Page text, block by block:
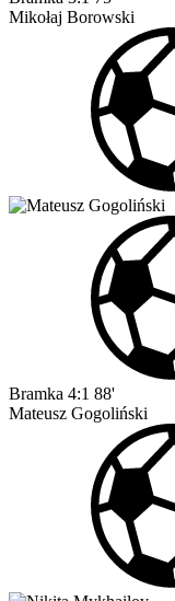
Mikołaj Borowski
Bramka 4:1 88'
Mateusz Gogoliński